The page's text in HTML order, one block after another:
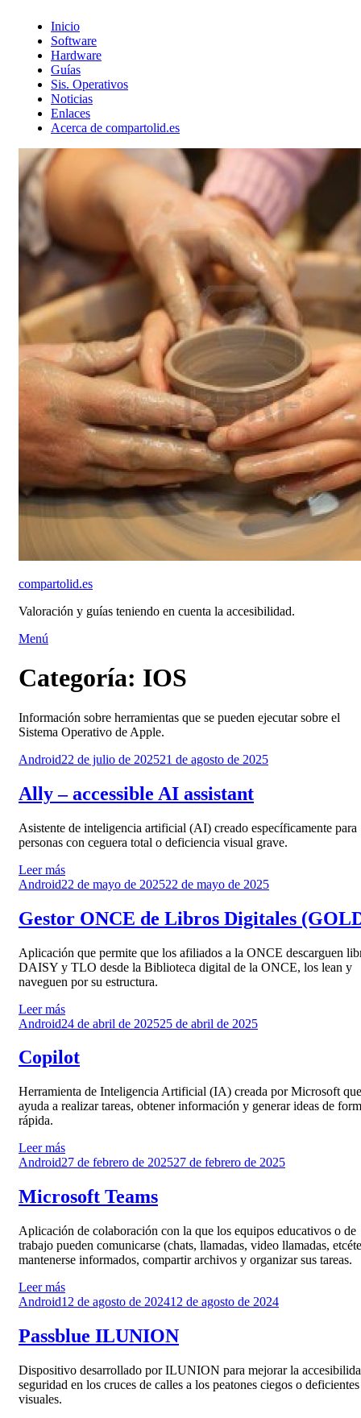
Inicio
Software
Hardware
Guías
Sis. Operativos
Noticias
Enlaces
Acerca de compartolid.es
compartolid.es
Valoración y guías teniendo en cuenta la accesibilidad.
Saltar
contenido
Menú
Categoría: IOS
Información sobre herramientas que se pueden ejecutar sobre el
Sistema Operativo de Apple.
AndroidPublicado
22 de julio de 202521 de agosto de 2025
Ally – accessible AI assistant
Asistente de inteligencia artificial (AI) creado específicamente para
personas con ceguera total o deficiencia visual grave.
Leer más
AndroidPublicado
22 de mayo de 202522 de mayo de 2025
Gestor ONCE de Libros Digitales
Aplicación que permite que los afiliados a la ONCE descarguen
DAISY y TLO desde la Biblioteca digital de la ONCE, los lean y
naveguen por su estructura.
Leer más
AndroidPublicado
24 de abril de 202525 de abril de 2025
Copilot
Herramienta de Inteligencia Artificial (IA) creada por Microsoft que
ayuda a realizar tareas, obtener información y generar ideas de
rápida.
Leer más
AndroidPublicado
27 de febrero de 202527 de febrero de 2025
Microsoft Teams
Aplicación de colaboración con la que los equipos educativos o de
trabajo pueden comunicarse (chats, llamadas, video llamadas,
mantenerse informados, compartir archivos y organizar sus tareas.
Leer más
AndroidPublicado
12 de agosto de 202412 de agosto de 2024
Passblue ILUNION
Dispositivo desarrollado por ILUNION para mejorar la
seguridad en los cruces de calles a los peatones ciegos o deficientes
visuales.